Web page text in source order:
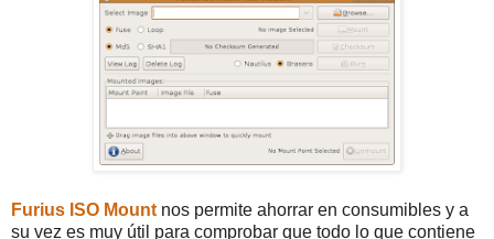
Furius ISO Mount nos permite ahorrar en consumibles y a
su vez es muy útil para comprobar que todo lo que contiene